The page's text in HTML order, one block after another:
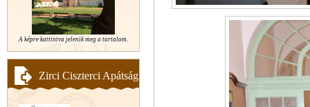
A képre kattintva jelenik meg a tartalom.
Zirci Ciszterci Apátság